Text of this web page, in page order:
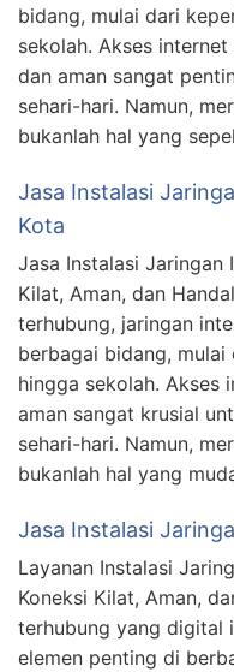
bidang, mulai dari
sekolah. Akses
dan aman sangat
sehari-hari. Namun,
bukanlah hal yang
Jasa Instalasi
Kota
Jasa Instalasi Jaringan
Kilat, Aman, dan
terhubung, jaringan
berbagai bidang, mulai
hingga sekolah. Akses
aman sangat krusial
sehari-hari. Namun,
bukanlah hal yang
Jasa Instalasi
Layanan Instalasi
Koneksi Kilat, Aman,
terhubung yang digital
elemen penting di